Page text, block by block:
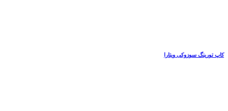
کاپ تورینگ سوزوکی ویتارا